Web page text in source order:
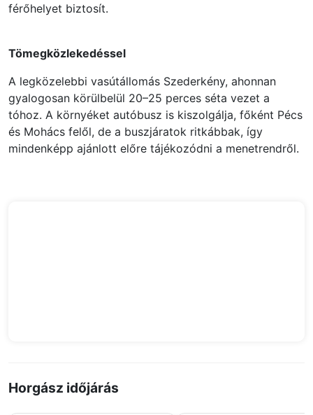
férőhelyet biztosít.
Tömegközlekedéssel
A legközelebbi vasútállomás Szederkény, ahonnan
gyalogosan körülbelül 20–25 perces séta vezet a
tóhoz. A környéket autóbusz is kiszolgálja, főként Pécs
és Mohács felől, de a buszjáratok ritkábbak, így
mindenképp ajánlott előre tájékozódni a menetrendről.
Horgász időjárás